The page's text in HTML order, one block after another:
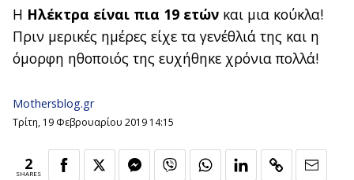
Η Ηλέκτρα είναι πια 19 ετών και μια κούκλα!
Πριν μερικές ημέρες είχε τα γενέθλιά της και η
όμορφη ηθοποιός της ευχήθηκε χρόνια πολλά!
Mothersblog.gr
Τρίτη, 19 Φεβρουαρίου 2019 14:15
2
SHARES